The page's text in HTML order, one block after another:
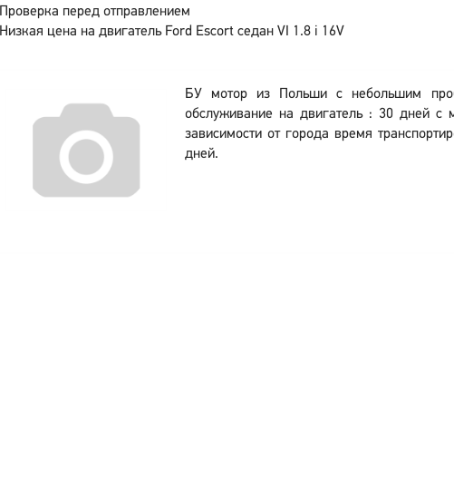
Проверка перед отправлением
Низкая цена на двигатель Ford Escort седан VI 1.8 i 16V
БУ мотор из Польши с небольшим
обслуживание на двигатель : 30 дней с
зависимости от города время
дней.